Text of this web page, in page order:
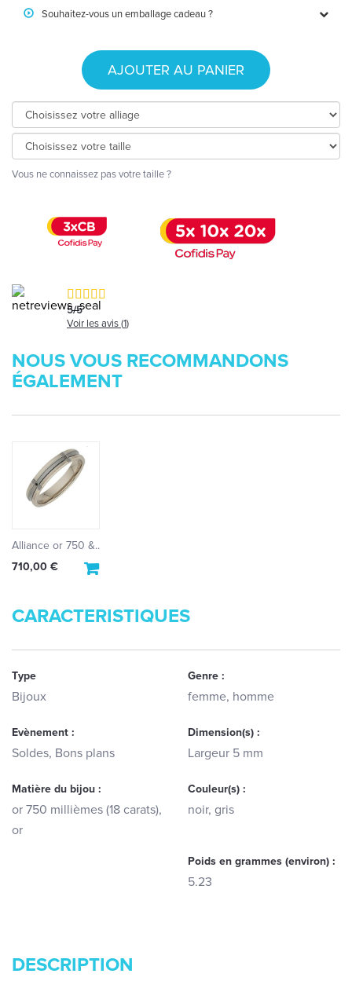
Souhaitez-vous un emballage cadeau ?
AJOUTER AU PANIER
Vous ne connaissez pas votre taille ?
5/5
Voir les avis (1)
NOUS VOUS RECOMMANDONS
ÉGALEMENT
Alliance or 750 &...
710,00 €
CARACTERISTIQUES
Type
Bijoux
Genre :
femme, homme
Evènement :
Soldes, Bons plans
Dimension(s) :
Largeur 5 mm
Matière du bijou :
or 750 millièmes (18 carats),
or
Couleur(s) :
noir, gris
Poids en grammes (environ) :
5.23
DESCRIPTION